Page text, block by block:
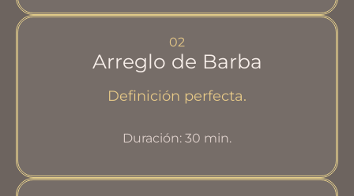
02
Definición perfecta.
Arreglo de Barba
Duración: 30 min.